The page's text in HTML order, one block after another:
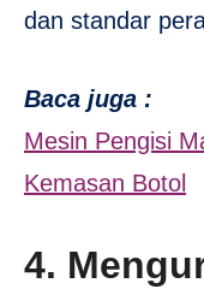
dan standar
Baca juga :
Mesin Pengisi
Kemasan Botol
4.